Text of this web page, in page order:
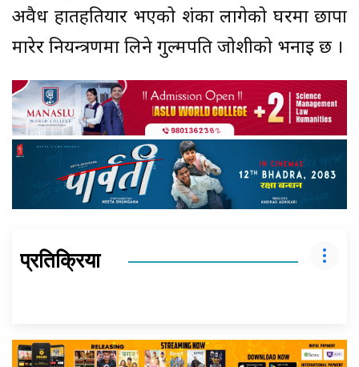
अवैध हातहतियार भएको शंका लागेको घरमा छापा
मारेर नियन्त्रणमा लिने गुल्मपति जोशीको भनाइ छ ।
प्रतिक्रिया